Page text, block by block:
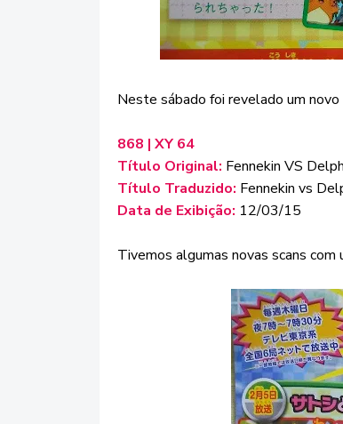
Neste sábado foi revelado um
868 | XY 64
Título Original: Fennekin VS
Título Traduzido: Fennekin vs
Data de Exibição: 12/03/15
Tivemos algumas novas scans com